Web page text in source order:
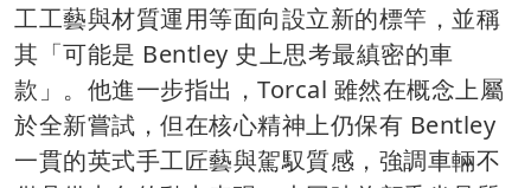
工工藝與材質運用等面向設立新的標竿，並稱
其「可能是 Bentley 史上思考最縝密的車
款」。他進一步指出，Torcal 雖然在概念上屬
於全新嘗試，但在核心精神上仍保有 Bentley
一貫的英式手工匠藝與駕馭質感，強調車輛不